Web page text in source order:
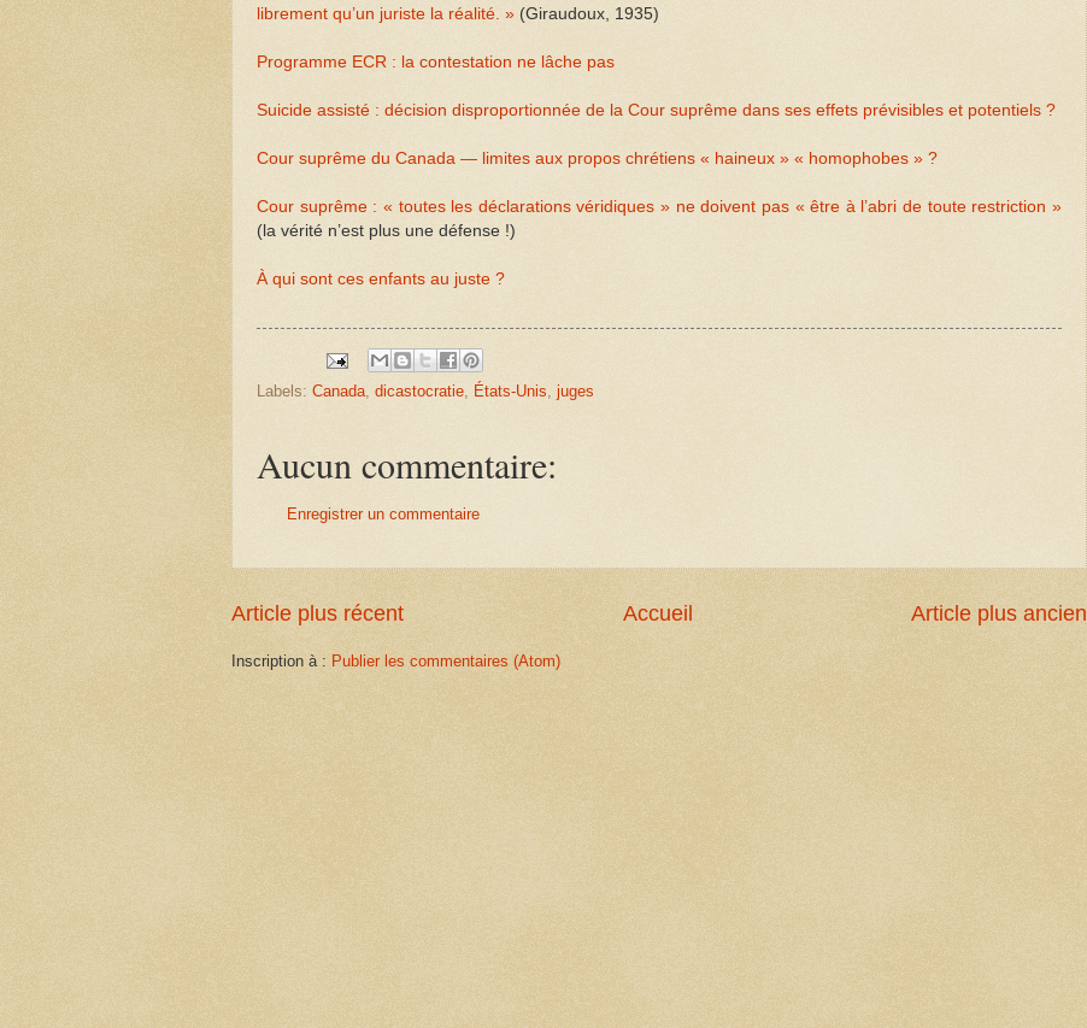
librement qu’un juriste la réalité. » (Giraudoux, 1935)
Programme ECR : la contestation ne lâche pas
Suicide assisté : décision disproportionnée de la Cour suprême dans ses effets prévisibles et potentiels ?
Cour suprême du Canada — limites aux propos chrétiens « haineux » « homophobes » ?
Cour suprême : « toutes les déclarations véridiques » ne doivent pas « être à l’abri de toute restriction »
(la vérité n’est plus une défense !)
À qui sont ces enfants au juste ?
Labels: Canada, dicastocratie, États-Unis, juges
Aucun commentaire:
Enregistrer un commentaire
Article plus récent Article plus ancien
Accueil
Inscription à : Publier les commentaires (Atom)